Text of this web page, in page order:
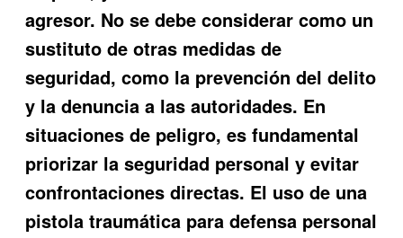
agresor. No se debe considerar como un
sustituto de otras medidas de
seguridad, como la prevención del delito
y la denuncia a las autoridades. En
situaciones de peligro, es fundamental
priorizar la seguridad personal y evitar
confrontaciones directas. El uso de una
pistola traumática para defensa personal